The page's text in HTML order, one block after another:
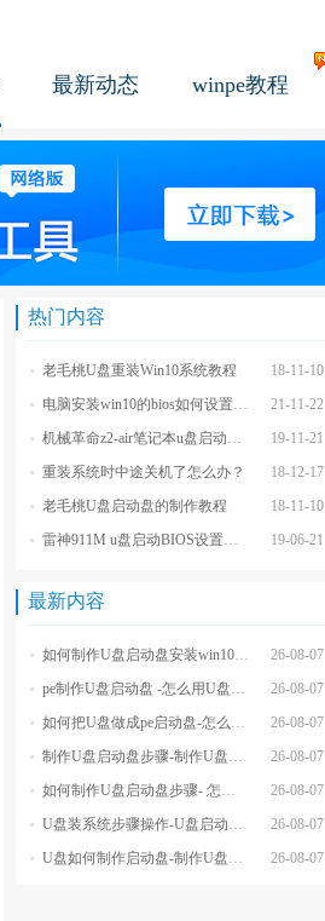
最新动态 winpe教程
热门内容
18-11-10
老毛桃U盘重装Win10系统教程
21-11-22
电脑安装win10的bios如何设置u盘图文教程
19-11-21
机械革命z2-air笔记本u盘启动BIOS设置教程
18-12-17
重装系统时中途关机了怎么办？
18-11-10
老毛桃U盘启动盘的制作教程
19-06-21
雷神911M u盘启动BIOS设置教程
最新内容
26-08-07
如何制作U盘启动盘安装win10系统-怎么制作U盘启动盘安装win10系
26-08-07
pe制作U盘启动盘 -怎么用U盘制作pe系统启动盘
26-08-07
如何把U盘做成pe启动盘-怎么把U盘做成pe启动盘
26-08-07
制作U盘启动盘步骤-制作U盘启动盘详细方法
26-08-07
如何制作U盘启动盘步骤- 怎么制作U盘启动盘步骤
26-08-07
U盘装系统步骤操作-U盘启动重装系统步骤
26-08-07
U盘如何制作启动盘-制作U盘启动盘重装